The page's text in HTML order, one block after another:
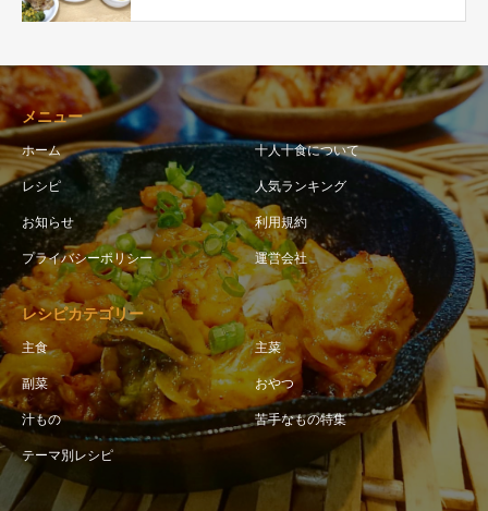
メニュー
ホーム 十人十食について
レシピ 人気ランキング
お知らせ 利用規約
プライバシーポリシー 運営会社
レシピカテゴリー
主食 主菜
副菜 おやつ
汁もの 苦手なもの特集
テーマ別レシピ